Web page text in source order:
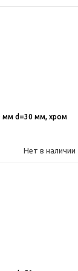
мм d=30 мм, хром
Нет в наличии